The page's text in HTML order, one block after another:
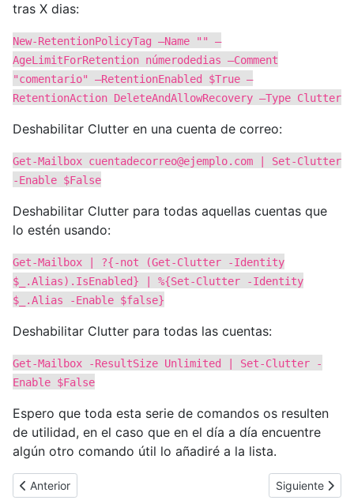
tras X dias:
New-RetentionPolicyTag –Name "" –
AgeLimitForRetention númerodedias –Comment
"comentario" –RetentionEnabled $True –
RetentionAction DeleteAndAllowRecovery –Type Clutter
Deshabilitar Clutter en una cuenta de correo:
Get-Mailbox cuentadecorreo@ejemplo.com | Set-Clutter
-Enable $False
Deshabilitar Clutter para todas aquellas cuentas que
lo estén usando:
Get-Mailbox | ?{-not (Get-Clutter -Identity
$_.Alias).IsEnabled} | %{Set-Clutter -Identity
$_.Alias -Enable $false}
Deshabilitar Clutter para todas las cuentas:
Get-Mailbox -ResultSize Unlimited | Set-Clutter -
Enable $False
Espero que toda esta serie de comandos os resulten
de utilidad, en el caso que en el día a día encuentre
algún otro comando útil lo añadiré a la lista.
Artículo anterior: Grave vulnerabilidad en WinRAR relacionada
Anterior Artículo
Siguiente